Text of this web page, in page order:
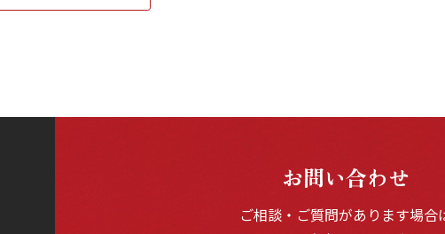
お問い合わせ
ご相談・ご質問があります場合